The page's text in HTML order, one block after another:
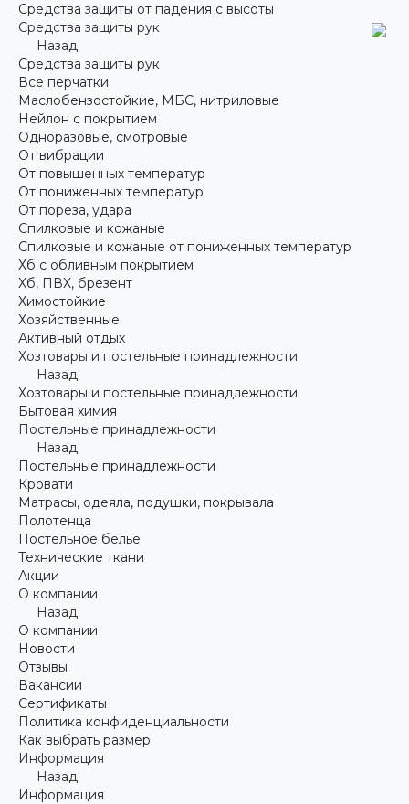
Средства защиты от падения с высоты
Средства защиты рук
Назад
Средства защиты рук
Все перчатки
Маслобензостойкие, МБС, нитриловые
Нейлон с покрытием
Одноразовые, смотровые
От вибрации
От повышенных температур
От пониженных температур
От пореза, удара
Спилковые и кожаные
Спилковые и кожаные от пониженных температур
Хб с обливным покрытием
Хб, ПВХ, брезент
Химостойкие
Хозяйственные
Активный отдых
Хозтовары и постельные принадлежности
Назад
Хозтовары и постельные принадлежности
Бытовая химия
Постельные принадлежности
Назад
Постельные принадлежности
Кровати
Матрасы, одеяла, подушки, покрывала
Полотенца
Постельное белье
Технические ткани
Акции
О компании
Назад
О компании
Новости
Отзывы
Вакансии
Сертификаты
Политика конфиденциальности
Как выбрать размер
Информация
Назад
Информация